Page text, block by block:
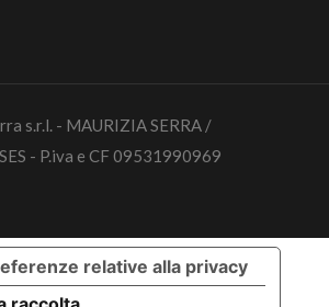
s.r.l. - MAURIZIA SERRA /
- P.iva e CF 09531990969
relative alla privacy